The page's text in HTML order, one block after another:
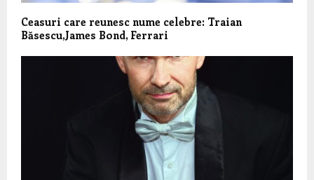
Ceasuri care reunesc nume celebre: Traian
Băsescu,James Bond, Ferrari